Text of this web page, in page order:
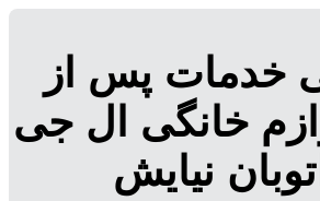
خدمات پس از
خانگی ال جی
نیایش